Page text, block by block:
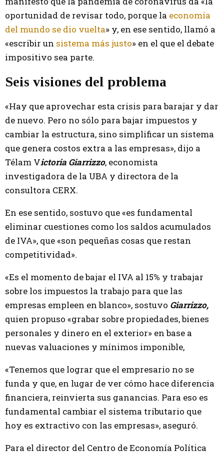
oportunidad de revisar todo, porque la economía
del mundo se dio vuelta» y, en ese sentido, llamó a
«escribir un sistema más justo» en el que el debate
impositivo sea parte.
Seis visiones del problema
«Hay que aprovechar esta crisis para barajar y dar
de nuevo. Pero no sólo para bajar impuestos y
cambiar la estructura, sino simplificar un sistema
que genera costos extra a las empresas», dijo a
Télam Victoria Giarrizzo, economista
investigadora de la UBA y directora de la
consultora CERX.
En ese sentido, sostuvo que «es fundamental
eliminar cuestiones como los saldos acumulados
de IVA», que «son pequeñas cosas que restan
competitividad».
«Es el momento de bajar el IVA al 15% y trabajar
sobre los impuestos la trabajo para que las
empresas empleen en blanco», sostuvo Giarrizzo,
quien propuso «grabar sobre propiedades, bienes
personales y dinero en el exterior» en base a
nuevas valuaciones y mínimos imponible,
«Tenemos que lograr que el empresario no se
funda y que, en lugar de ver cómo hace diferencia
financiera, reinvierta sus ganancias. Para eso es
fundamental cambiar el sistema tributario que
hoy es extractivo con las empresas», aseguró.
Para el director del Centro de Economía Política